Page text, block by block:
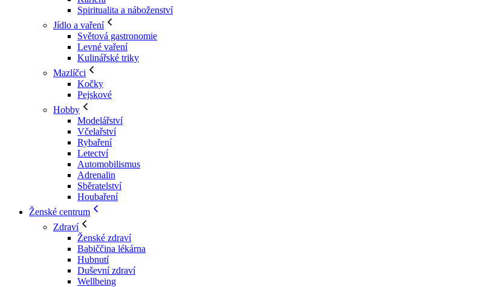
Spiritualita a náboženství
Jídlo a vaření
Světová gastronomie
Levné vaření
Kulinářské triky
Mazlíčci
Kočky
Pejskové
Hobby
Modelářství
Včelařství
Rybaření
Letectví
Automobilismus
Adrenalin
Sběratelství
Houbaření
Ženské centrum
Zdraví
Ženské zdraví
Babiččina lékárna
Hubnutí
Duševní zdraví
Wellbeing